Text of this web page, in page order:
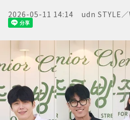
2026-05-11 14:14 udn STYLE